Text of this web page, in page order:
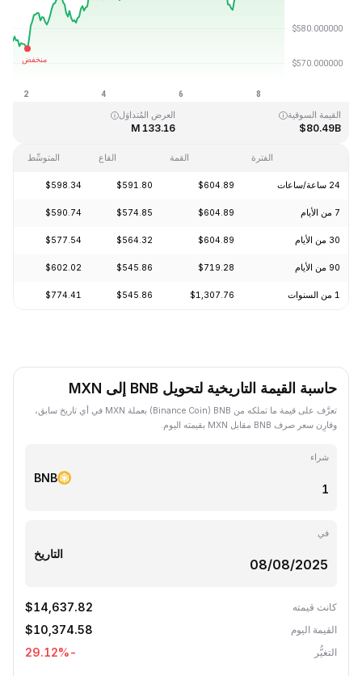
آخر تحديث: 2026-08-08، 15:36 GMT+0
القيمة السوقية
$80.49B
العرض المُتداوَل
133.16 M
الفترة القمة القاع المتوسِّط
24 ساعة/ساعات $604.89
$591.80
$598.34
7 من الأيام $604.89
$574.85
$590.74
30 من الأيام $604.89
$564.32
$577.54
90 من الأيام $719.28
$545.86
$602.02
1 من السنوات $1,307.76
$545.86
$774.41
حاسبة القيمة التاريخية لتحويل BNB إلى MXN
تعرَّف على قيمة ما تملكه من BNB ‏(Binance Coin) بعملة MXN في أي تاريخ سابق،
وقارِن سعر صرف BNB مقابل MXN بقيمته اليوم.
شراء
BNB
في
التاريخ
كانت قيمته $14,637.82
القيمة اليوم $10,374.58
التغيُّر -29.12
%